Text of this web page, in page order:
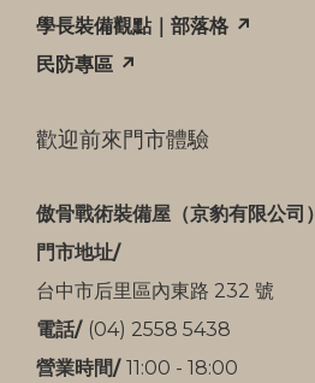
學長裝備觀點｜部落格 ↗
民防專區 ↗
歡迎前來門市體驗
傲骨戰術裝備屋（京豹有限公司）
門市地址/
台中市后里區內東路 232 號
電話/ (04) 2558 5438
營業時間/ 11:00 - 18:00